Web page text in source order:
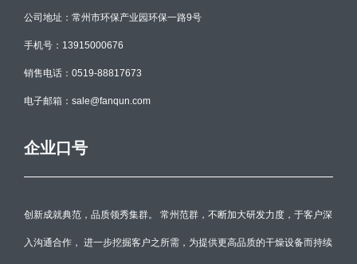
公司地址：常州市环保产业园环保一路9号
手机号：13915000676
销售电话：0519-88817673
电子邮箱：sale@fanqun.com
企业口号
创新成就典范，品质领秀集群。 常州范群，不断加大研发力度，于客户深
入沟通合作， 进一步挖掘客户之所需，为提供更高品质的干燥设备而持续